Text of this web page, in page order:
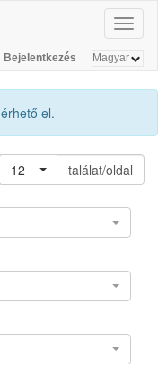
Bejelentkezés
érhető el.
12
találat/oldal